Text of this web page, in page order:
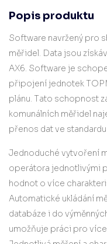
Popis produktu
Software navržený pro
měřidel. Data jsou
AX6. Software je
připojení jednotek
plánu. Tato schopnost
komunálních měřidel
přenos dat ve
Jednoduché vytvoření
operátora jednotlivými
hodnot o více
Automatické ukládání
databáze i do
umožňuje práci pro